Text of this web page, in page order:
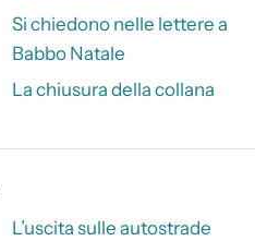
Si chiedono nelle lettere a
Babbo Natale
La chiusura della collana
L’uscita sulle autostrade